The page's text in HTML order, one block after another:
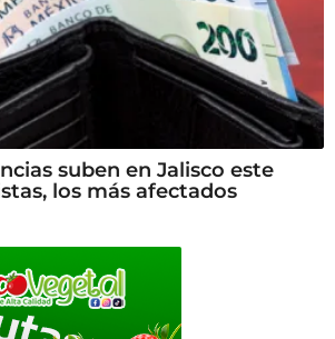
suben en Jalisco este
los más afectados